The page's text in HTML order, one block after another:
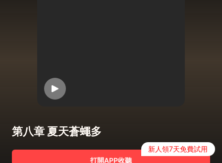
第八章 夏天蒼蠅多
打開APP收聽
新人領7天免費試用